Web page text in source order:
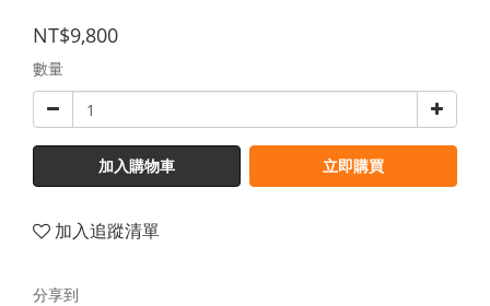
NT$9,800
數量
加入購物車 立即購買
加入追蹤清單
分享到